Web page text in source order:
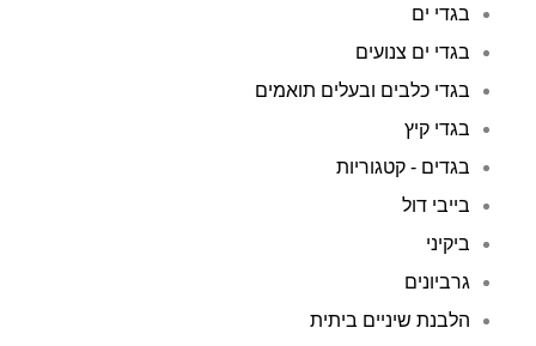
בגדי ים
בגדי ים צנועים
בגדי כלבים ובעלים תואמים
בגדי קיץ
בגדים - קטגוריות
בייבי דול
ביקיני
גרביונים
הלבנת שיניים ביתית